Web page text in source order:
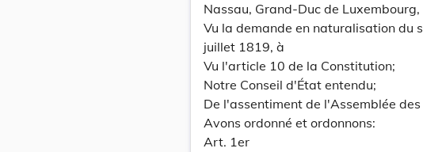
Nassau, Grand-Duc de Luxembourg,
Vu la demande en naturalisation du
juillet 1819, à
Vu l'article 10 de la Constitution;
Notre Conseil d'État entendu;
De l'assentiment de l'Assemblée des
Avons ordonné et ordonnons:
Art. 1er